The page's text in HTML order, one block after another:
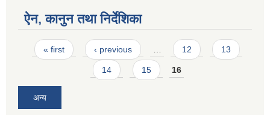
ऐन, कानुन तथा निर्देशिका
Pages
« first ‹ previous 12 13
14 15 16
अन्य